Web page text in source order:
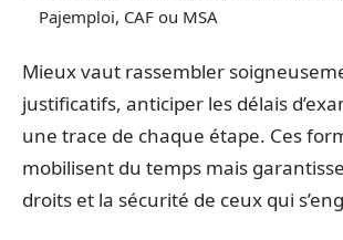
Pajemploi, CAF ou MSA
Mieux vaut rassembler
justificatifs, anticiper les délais
une trace de chaque étape. Ces
mobilisent du temps mais
droits et la sécurité de ceux qui